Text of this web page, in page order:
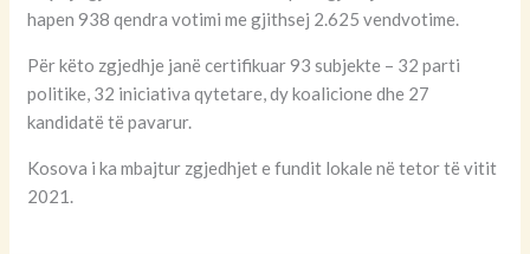
hapen 938 qendra votimi me gjithsej 2.625 vendvotime.
Për këto zgjedhje janë certifikuar 93 subjekte – 32 parti
politike, 32 iniciativa qytetare, dy koalicione dhe 27
kandidatë të pavarur.
Kosova i ka mbajtur zgjedhjet e fundit lokale në tetor të vitit
2021.